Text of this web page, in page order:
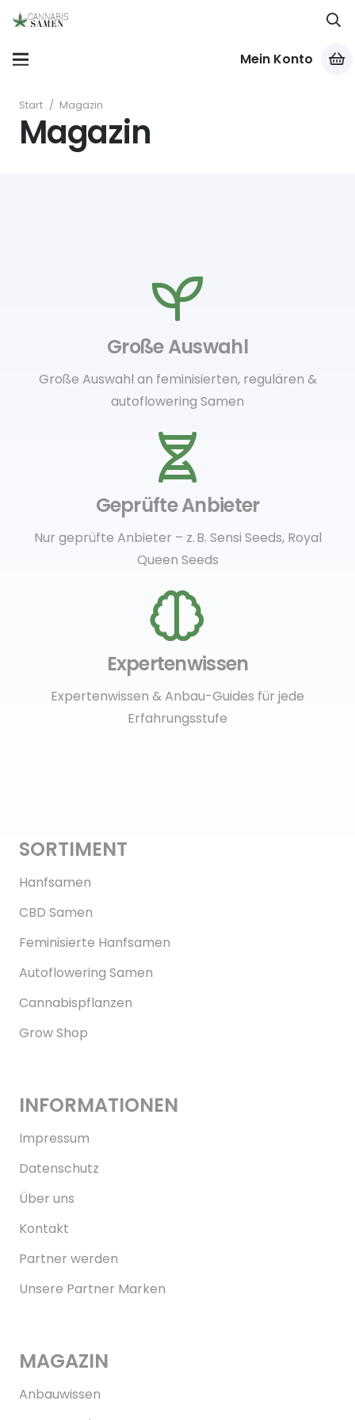
Mein Konto
Start / Magazin
Magazin
Große Auswahl
Große Auswahl an feminisierten, regulären &
autoflowering Samen
Geprüfte Anbieter
Nur geprüfte Anbieter – z. B. Sensi Seeds, Royal
Queen Seeds
Expertenwissen
Expertenwissen & Anbau-Guides für jede
Erfahrungsstufe
SORTIMENT
Hanfsamen
CBD Samen
Feminisierte Hanfsamen
Autoflowering Samen
Cannabispflanzen
Grow Shop
INFORMATIONEN
Impressum
Datenschutz
Über uns
Kontakt
Partner werden
Unsere Partner Marken
MAGAZIN
Anbauwissen